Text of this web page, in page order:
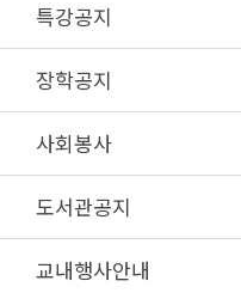
특강공지
장학공지
사회봉사
도서관공지
교내행사안내